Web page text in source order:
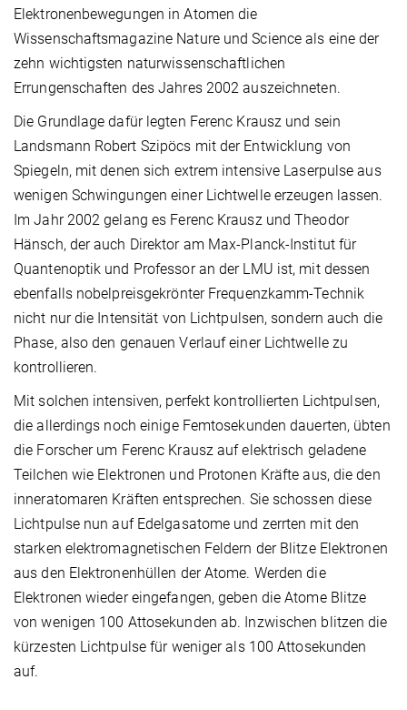
Elektronenbewegungen in Atomen die
Wissenschaftsmagazine Nature und Science als eine der
zehn wichtigsten naturwissenschaftlichen
Errungenschaften des Jahres 2002 auszeichneten.
Die Grundlage dafür legten Ferenc Krausz und sein
Landsmann Robert Szipöcs mit der Entwicklung von
Spiegeln, mit denen sich extrem intensive Laserpulse aus
wenigen Schwingungen einer Lichtwelle erzeugen lassen.
Im Jahr 2002 gelang es Ferenc Krausz und Theodor
Hänsch, der auch Direktor am Max-Planck-Institut für
Quantenoptik und Professor an der LMU ist, mit dessen
ebenfalls nobelpreisgekrönter Frequenzkamm-Technik
nicht nur die Intensität von Lichtpulsen, sondern auch die
Phase, also den genauen Verlauf einer Lichtwelle zu
kontrollieren.
Mit solchen intensiven, perfekt kontrollierten Lichtpulsen,
die allerdings noch einige Femtosekunden dauerten, übten
die Forscher um Ferenc Krausz auf elektrisch geladene
Teilchen wie Elektronen und Protonen Kräfte aus, die den
inneratomaren Kräften entsprechen. Sie schossen diese
Lichtpulse nun auf Edelgasatome und zerrten mit den
starken elektromagnetischen Feldern der Blitze Elektronen
aus den Elektronenhüllen der Atome. Werden die
Elektronen wieder eingefangen, geben die Atome Blitze
von wenigen 100 Attosekunden ab. Inzwischen blitzen die
kürzesten Lichtpulse für weniger als 100 Attosekunden
auf.